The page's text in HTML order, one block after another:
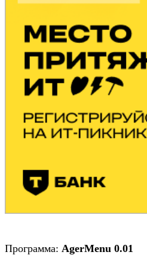
Программа: AgerMenu 0.01